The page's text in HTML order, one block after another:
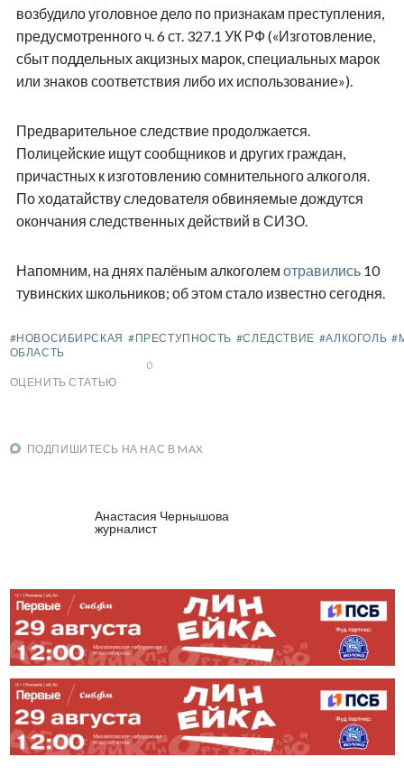
возбудило уголовное дело по признакам преступления,
предусмотренного ч. 6 ст. 327.1 УК РФ («Изготовление,
сбыт поддельных акцизных марок, специальных марок
или знаков соответствия либо их использование»).
Предварительное следствие продолжается.
Полицейские ищут сообщников и других граждан,
причастных к изготовлению сомнительного алкоголя.
По ходатайству следователя обвиняемые дождутся
окончания следственных действий в СИЗО.
Напомним, на днях палёным алкоголем отравились10
тувинских школьников; об этом стало известно сегодня.
#НОВОСИБИРСКАЯ
ОБЛАСТЬ
#ПРЕСТУПНОСТЬ #СЛЕДСТВИЕ #АЛКОГОЛЬ
ОЦЕНИТЬ СТАТЬЮ
0
ПОДПИШИТЕСЬ НА НАС В MAX
Анастасия Чернышова
журналист